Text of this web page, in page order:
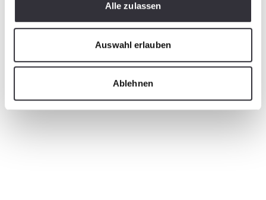
Alle zulassen
Auswahl erlauben
Ablehnen